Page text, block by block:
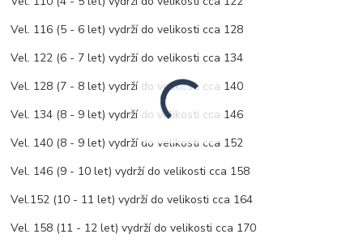
Vel. 116 (5 - 6 let) vydrží do velikosti cca 128
Vel. 122 (6 - 7 let) vydrží do velikosti cca 134
Vel. 128 (7 - 8 let) vydrží do velikosti cca 140
Vel. 134 (8 - 9 let) vydrží do velikosti cca 146
Vel. 140 (8 - 9 let) vydrží do velikosti cca 152
Vel. 146 (9 - 10 let) vydrží do velikosti cca 158
Vel.152 (10 - 11 let) vydrží do velikosti cca 164
Vel. 158 (11 - 12 let) vydrží do velikosti cca 170